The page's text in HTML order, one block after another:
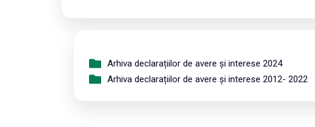
Arhiva declarațiilor de avere și interese 2024
Arhiva declarațiilor de avere și interese 2012- 2022